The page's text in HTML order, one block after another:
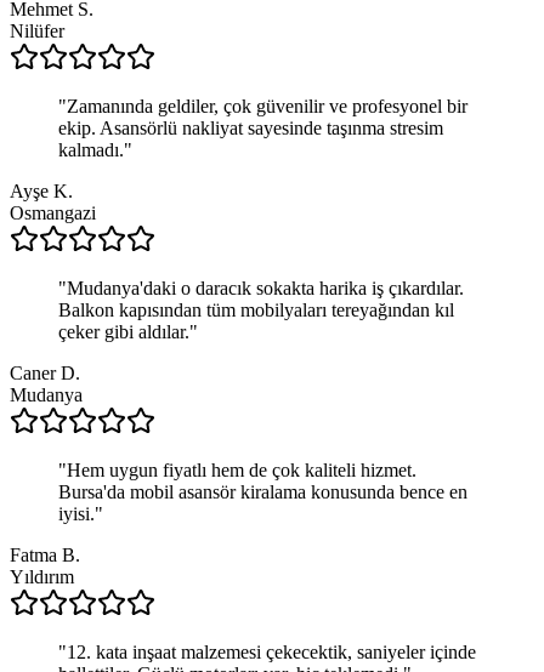
Mehmet S.
Nilüfer
"Zamanında geldiler, çok güvenilir ve profesyonel bir
ekip. Asansörlü nakliyat sayesinde taşınma stresim
kalmadı."
Ayşe K.
Osmangazi
"Mudanya'daki o daracık sokakta harika iş çıkardılar.
Balkon kapısından tüm mobilyaları tereyağından kıl
çeker gibi aldılar."
Caner D.
Mudanya
"Hem uygun fiyatlı hem de çok kaliteli hizmet.
Bursa'da mobil asansör kiralama konusunda bence en
iyisi."
Fatma B.
Yıldırım
"12. kata inşaat malzemesi çekecektik, saniyeler içinde